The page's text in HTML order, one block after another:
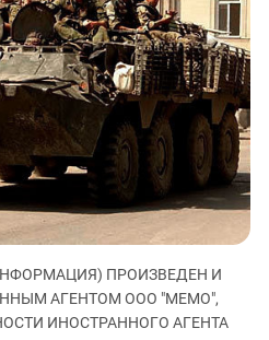
ЗАСТАВЛЯЕТ
КАВКАЗ ЗА ПАЛЕСТИНУ
ИНАКОМЫСЛИЕ В ЧЕЧНЕ
ПРЕСЛЕДОВАНИЕ АКТИВИСТОВ
МОБИЛИЗАЦИЯ И ПРОТЕСТЫ
ПРОИЗВЕДЕН И
АГЕНТОМ ООО "МЕМО",
ИНОСТРАННОГО АГЕНТА